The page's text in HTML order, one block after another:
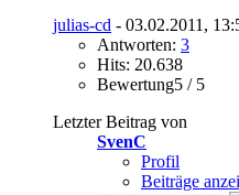
julias-cd - 03.02.2011,
Antworten: 3
Hits: 20.638
Bewertung5 / 5
Letzter Beitrag von
SvenC
Profil
Beiträge